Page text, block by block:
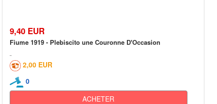
9,40 EUR
Fiume 1919 - Plebiscito une Couronne D'Occasion
2,00 EUR
0
ACHETER